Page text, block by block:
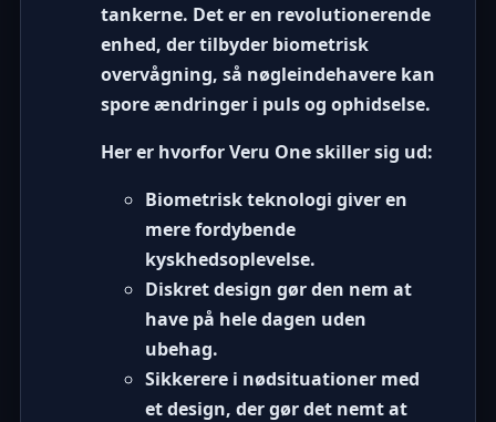
tankerne. Det er en revolutionerende
enhed, der tilbyder biometrisk
overvågning, så nøgleindehavere kan
spore ændringer i puls og ophidselse.
Her er hvorfor Veru One skiller sig ud:
Biometrisk teknologi giver en
mere fordybende
kyskhedsoplevelse.
Diskret design gør den nem at
have på hele dagen uden
ubehag.
Sikkerere i nødsituationermed
et design, der gør det nemt at